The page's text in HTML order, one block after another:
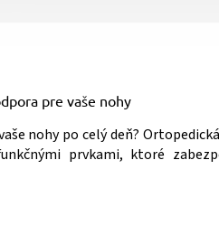
pre vaše nohy
nohy po celý deň?
prvkami, ktoré